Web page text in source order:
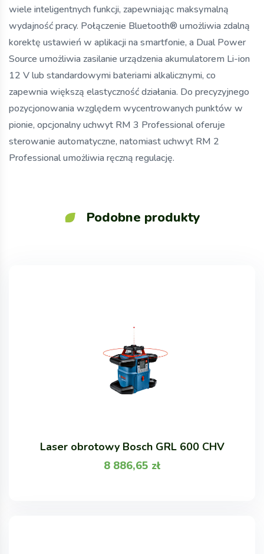
wiele inteligentnych funkcji, zapewniając maksymalną
wydajność pracy. Połączenie Bluetooth® umożliwia zdalną
korektę ustawień w aplikacji na smartfonie, a Dual Power
Source umożliwia zasilanie urządzenia akumulatorem Li-ion
12 V lub standardowymi bateriami alkalicznymi, co
zapewnia większą elastyczność działania. Do precyzyjnego
pozycjonowania względem wycentrowanych punktów w
pionie, opcjonalny uchwyt RM 3 Professional oferuje
sterowanie automatyczne, natomiast uchwyt RM 2
Professional umożliwia ręczną regulację.
Podobne produkty
Laser obrotowy Bosch GRL 600 CHV
8 886,65 zł